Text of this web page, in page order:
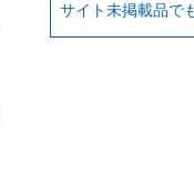
サイト未掲載品で